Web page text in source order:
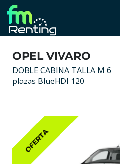
OPEL VIVARO
DOBLE CABINA TALLA M 6
plazas BlueHDI 120
OFERTA